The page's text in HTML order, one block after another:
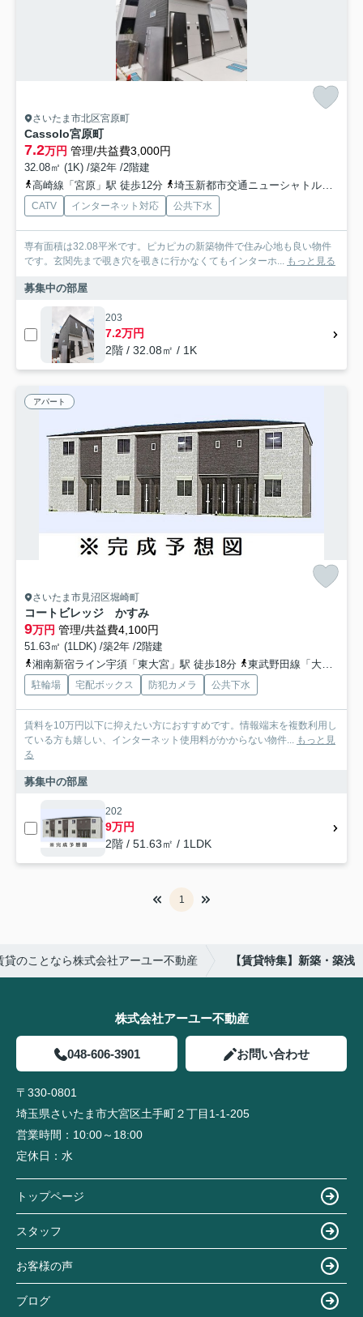
さいたま市北区宮原町
Cassolo宮原町
7.2万円 管理/共益費3,000円
32.08㎡ (1K) /築2年 /2階建
高崎線「宮原」駅 徒歩12分
埼玉新都市交通ニューシャトル「今羽」駅 徒歩19分
CATV インターネット対応 公共下水
専有面積は32.08平米です。ピカピカの新築物件で住み心地も良い物件
です。玄関先まで覗き穴を覗きに行かなくてもインターホ... もっと見る
募集中の部屋
203
7.2万円
2階 / 32.08㎡ / 1K
アパート
さいたま市見沼区堀崎町
コートビレッジ かすみ
9万円 管理/共益費4,100円
51.63㎡ (1LDK) /築2年 /2階建
湘南新宿ライン宇須「東大宮」駅 徒歩18分
東武野田線「大和田」駅 徒歩20分
駐輪場 宅配ボックス 防犯カメラ 公共下水
賃料を10万円以下に抑えたい方におすすめです。情報端末を複数利用し
ている方も嬉しい、インターネット使用料がかからない物件... もっと見
る
募集中の部屋
202
9万円
2階 / 51.63㎡ / 1LDK
1
貸のことなら株式会社アーユー不動産 【賃貸特集】新築・築浅
株式会社アーユー不動産
048-606-3901 お問い合わせ
〒330-0801
埼玉県さいたま市大宮区土手町２丁目1-1-205
営業時間： 10:00～18:00
定休日： 水
トップページ
スタッフ
お客様の声
ブログ